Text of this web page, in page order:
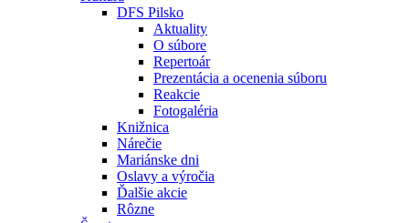
DFS Pilsko
Aktuality
O súbore
Repertoár
Prezentácia a ocenenia súboru
Reakcie
Fotogaléria
Knižnica
Nárečie
Mariánske dni
Oslavy a výročia
Ďalšie akcie
Rôzne